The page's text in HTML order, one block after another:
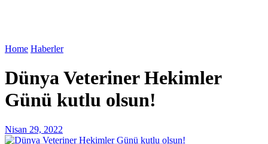
Home Haberler
Dünya Veteriner Hekimler
Günü kutlu olsun!
Nisan 29, 2022